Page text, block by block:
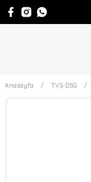
Anasayfa TVS-DSG